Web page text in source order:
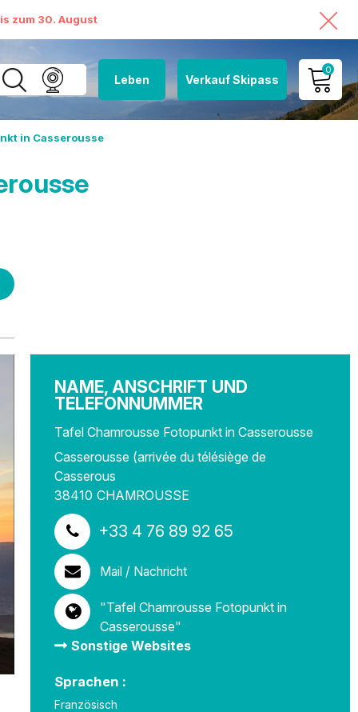
zum 30. August
Leben Verkauf Skipass
0
MEIN KONTO
in Casserousse
NAME, ANSCHRIFT UND
TELEFONNUMMER
Tafel Chamrousse Fotopunkt in Casserousse
Casserousse (arrivée du télésiège de
Casserous
38410 CHAMROUSSE
+33 4 76 89 92 65
Mail / Nachricht
"Tafel Chamrousse Fotopunkt in
Casserousse"
Sonstige Websites
Sprachen :
Französisch